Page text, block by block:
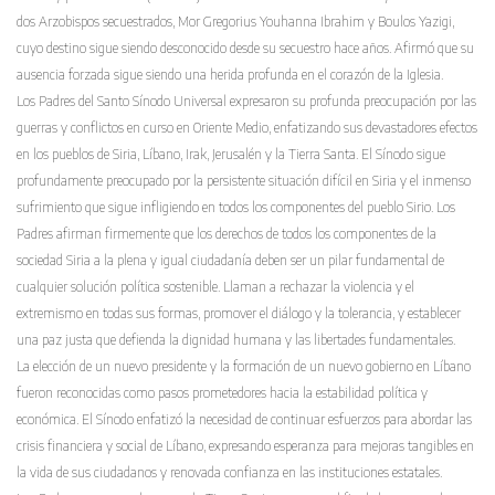
dos Arzobispos secuestrados, Mor Gregorius Youhanna Ibrahim y Boulos Yazigi,
cuyo destino sigue siendo desconocido desde su secuestro hace años. Afirmó que su
ausencia forzada sigue siendo una herida profunda en el corazón de la Iglesia.
Los Padres del Santo Sínodo Universal expresaron su profunda preocupación por las
guerras y conflictos en curso en Oriente Medio, enfatizando sus devastadores efectos
en los pueblos de Siria, Líbano, Irak, Jerusalén y la Tierra Santa. El Sínodo sigue
profundamente preocupado por la persistente situación difícil en Siria y el inmenso
sufrimiento que sigue infligiendo en todos los componentes del pueblo Sirio. Los
Padres afirman firmemente que los derechos de todos los componentes de la
sociedad Siria a la plena y igual ciudadanía deben ser un pilar fundamental de
cualquier solución política sostenible. Llaman a rechazar la violencia y el
extremismo en todas sus formas, promover el diálogo y la tolerancia, y establecer
una paz justa que defienda la dignidad humana y las libertades fundamentales.
La elección de un nuevo presidente y la formación de un nuevo gobierno en Líbano
fueron reconocidas como pasos prometedores hacia la estabilidad política y
económica. El Sínodo enfatizó la necesidad de continuar esfuerzos para abordar las
crisis financiera y social de Líbano, expresando esperanza para mejoras tangibles en
la vida de sus ciudadanos y renovada confianza en las instituciones estatales.